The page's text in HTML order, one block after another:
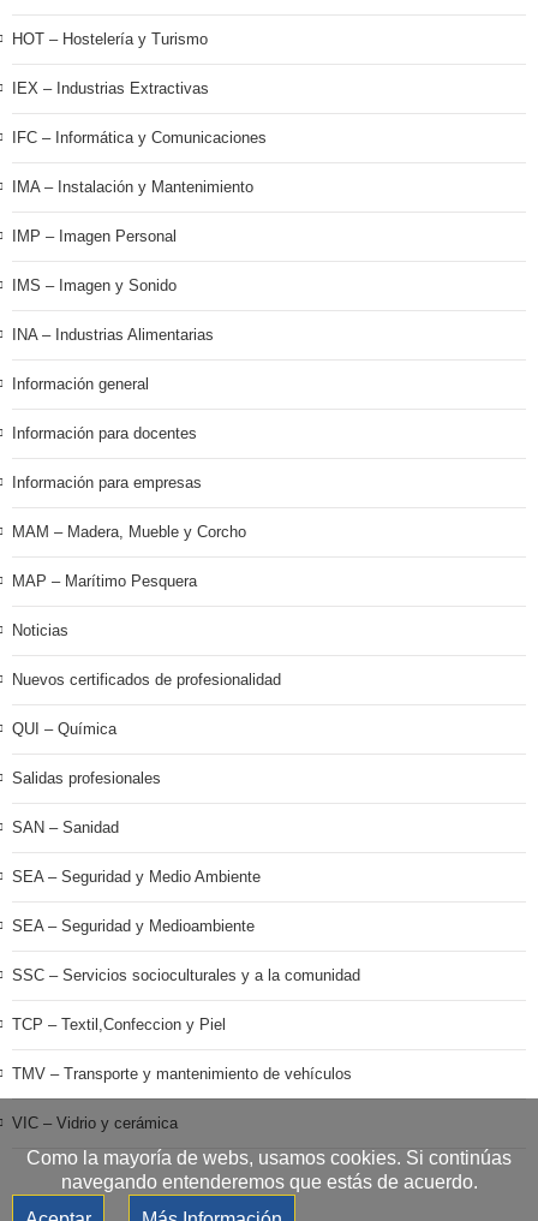
Como la mayoría de webs, usamos cookies. Si continúas
navegando entenderemos que estás de acuerdo.
HOT – Hostelería y Turismo
IEX – Industrias Extractivas
IFC – Informática y Comunicaciones
IMA – Instalación y Mantenimiento
IMP – Imagen Personal
IMS – Imagen y Sonido
INA – Industrias Alimentarias
Información general
Información para docentes
Información para empresas
MAM – Madera, Mueble y Corcho
MAP – Marítimo Pesquera
Noticias
Nuevos certificados de profesionalidad
QUI – Química
Salidas profesionales
SAN – Sanidad
SEA – Seguridad y Medio Ambiente
SEA – Seguridad y Medioambiente
SSC – Servicios socioculturales y a la comunidad
TCP – Textil,Confeccion y Piel
TMV – Transporte y mantenimiento de vehículos
VIC – Vidrio y cerámica